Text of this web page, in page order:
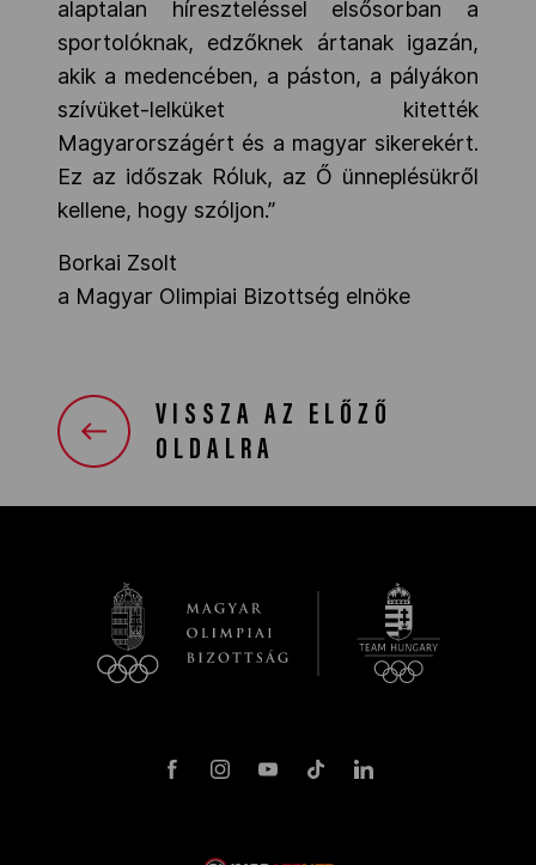
alaptalan híreszteléssel elsősorban a
sportolóknak, edzőknek ártanak igazán,
akik a medencében, a páston, a pályákon
szívüket-lelküket kitették
Magyarországért és a magyar sikerekért.
Ez az időszak Róluk, az Ő ünneplésükről
kellene, hogy szóljon.”
Borkai Zsolt
a Magyar Olimpiai Bizottség elnöke
VISSZA AZ ELŐZŐ
OLDALRA